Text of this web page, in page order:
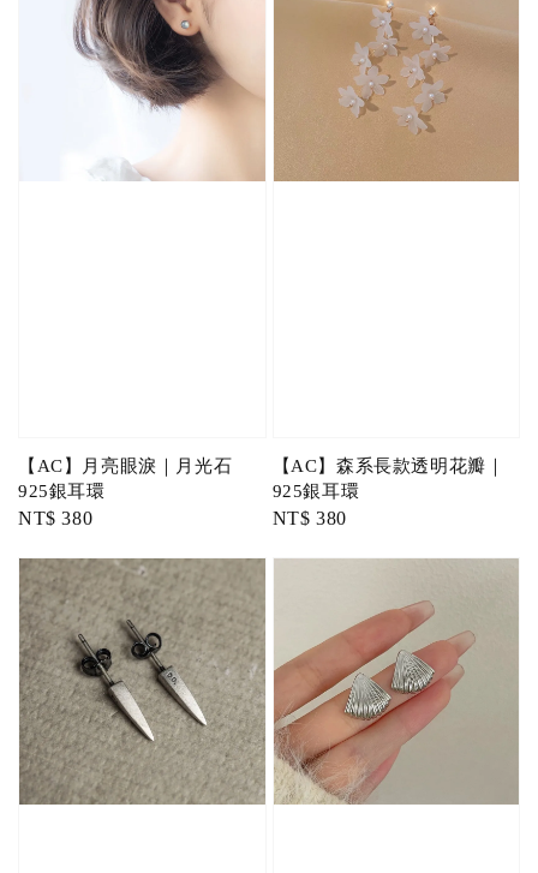
【AC】月亮眼淚｜月光石
925銀耳環
Regular
NT$ 380
【AC】森系長款透明花瓣｜
925銀耳環
Regular
NT$ 380